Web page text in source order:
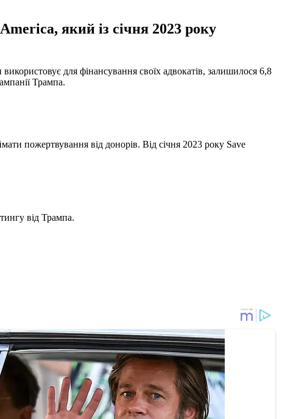
який із січня 2023 року
для фінансування своїх адвокатів, залишилося 6,8
Трампа.
пожертвування від донорів. Від січня 2023 року Save
від Трампа.